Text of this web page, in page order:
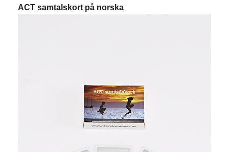
ACT samtalskort på norska